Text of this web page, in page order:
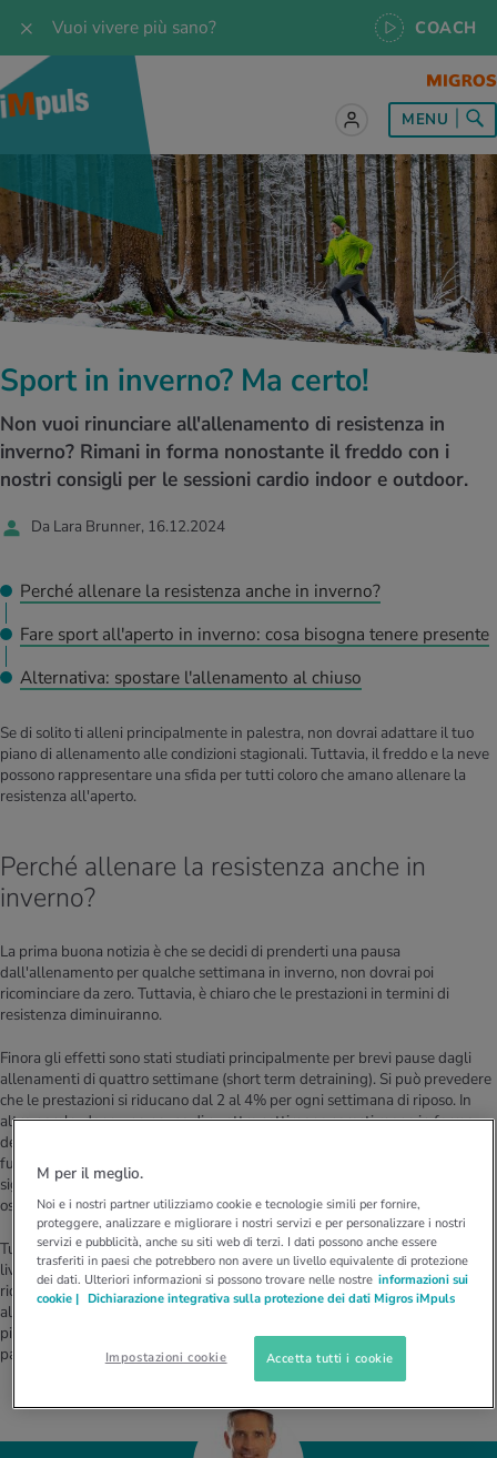
Vuoi vivere più sano? COACH
sul tema Alimentazione
le ricette
ideale
alimentazione
sano
e intolleranze
nutritive
Calcolatore BMI
sul tema Movimento
& Jogging
e outdoor
invernali
Corsa & Jogging
sul tema Rilassamento
per tutti i giorni
di rilassamento
Life-Balance
Rilassamento attivo
sul tema Medicina
della salute
per tutti i giorni
dello sport
specialistica
delle donne
fisici
mediche
Abbassare la pressione sanguigna
sul tema Servizio
test e quiz
iMpuls
MENU
Sport in inverno? Ma certo!
Non vuoi rinunciare all'allenamento di resistenza in
inverno? Rimani in forma nonostante il freddo con i
nostri consigli per le sessioni cardio indoor e outdoor.
Da Lara Brunner, 16.12.2024
Perché allenare la resistenza anche in inverno?
Fare sport all'aperto in inverno: cosa bisogna tenere presente
Alternativa: spostare l'allenamento al chiuso
Se di solito ti alleni principalmente in palestra, non dovrai adattare il tuo
piano di allenamento alle condizioni stagionali. Tuttavia, il freddo e la neve
possono rappresentare una sfida per tutti coloro che amano allenare la
resistenza all'aperto.
Perché allenare la resistenza anche in
inverno?
La prima buona notizia è che se decidi di prenderti una pausa
dall'allenamento per qualche settimana in inverno, non dovrai poi
ricominciare da zero. Tuttavia, è chiaro che le prestazioni in termini di
resistenza diminuiranno.
Finora gli effetti sono stati studiati principalmente per brevi pause dagli
allenamenti di quattro settimane (short term detraining). Si può prevedere
che le prestazioni si riducano dal 2 al 4% per ogni settimana di riposo. In
altre parole, dopo una pausa di quattro settimane saresti meno in forma
del 16%. In questo periodo avvengono soprattutto cambiamenti di tipo
funzionale: ad esempio, la gittata cardiaca massima diminuisce. Ciò
significa che il cuore riesce a pompare meno sangue e quindi meno
ossigeno nel corpo.
Tuttavia, in linea di massima, se ci si è allenati regolarmente allo stesso
livello per un certo periodo di tempo prima della pausa, assisteremo a una
riduzione minore delle prestazioni rispetto a chi ha appena iniziato ad
allenarsi. Inoltre, le persone ben allenate saranno anche in grado di tornare
più rapidamente al loro livello iniziale quando ricominceranno dopo la
pausa.
M per il meglio.
Noi e i nostri partner utilizziamo cookie e tecnologie simili per fornire,
proteggere, analizzare e migliorare i nostri servizi e per personalizzare i nostri
servizi e pubblicità, anche su siti web di terzi. I dati possono anche essere
trasferiti in paesi che potrebbero non avere un livello equivalente di protezione
dei dati. Ulteriori informazioni si possono trovare nelle nostre informazioni sui
cookie | Dichiarazione integrativa sulla protezione dei dati Migros iMpuls
Impostazioni cookie Accetta tutti i cookie